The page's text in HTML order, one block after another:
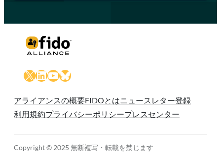
X LinkedIn
YouTube
Bluesky
アライアンスの概要FIDOとは ニュースレター登録
利用規約プライバシーポリシープレスセンター
Copyright © 2025 無断複写・転載を禁じます